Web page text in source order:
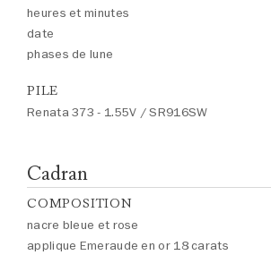
heures et minutes
date
phases de lune
PILE
Renata 373 - 1.55V / SR916SW
Cadran
COMPOSITION
nacre bleue et rose
applique Emeraude en or 18 carats